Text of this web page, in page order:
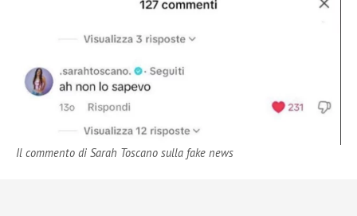
Il commento di Sarah Toscano sulla fake news